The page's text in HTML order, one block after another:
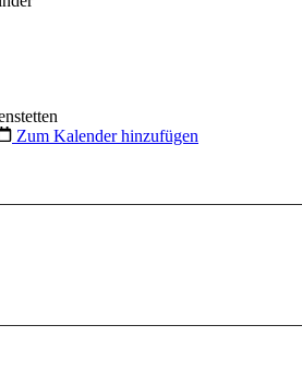
Zum Kalender hinzufügen